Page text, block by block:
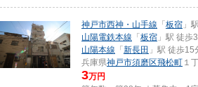
神戸市西神・山手線 「 板宿 」
山陽電鉄本線 「 板宿 」駅 徒歩
山陽本線 「 新長田 」駅 徒歩15
兵庫県神戸市須磨区飛松町 １
3万円